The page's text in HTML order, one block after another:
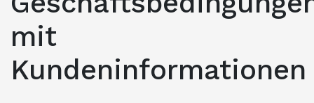
mit
Kundeninformationen